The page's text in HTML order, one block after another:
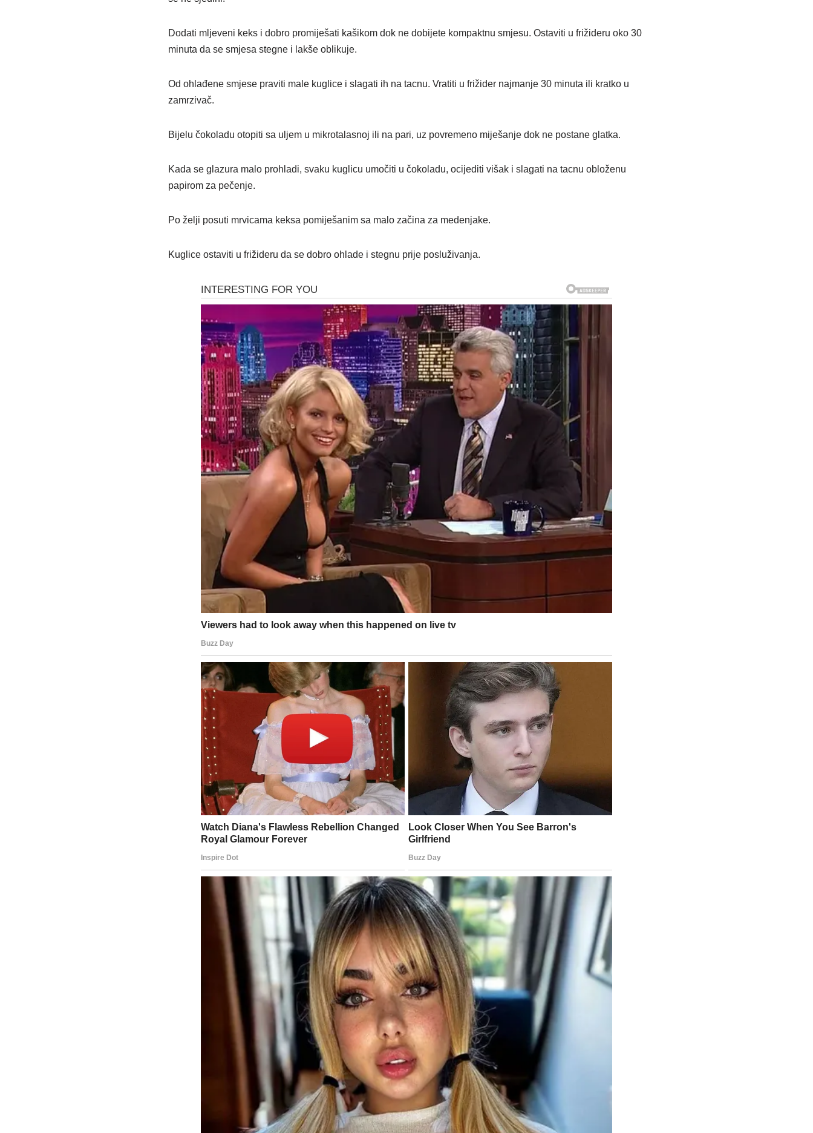
Dodati mljeveni keks i dobro promiješati kašikom dok ne dobijete kompaktnu smjesu. Ostaviti u frižideru oko 30
minuta da se smjesa stegne i lakše oblikuje.
Od ohlađene smjese praviti male kuglice i slagati ih na tacnu. Vratiti u frižider najmanje 30 minuta ili kratko u
zamrzivač.
Bijelu čokoladu otopiti sa uljem u mikrotalasnoj ili na pari, uz povremeno miješanje dok ne postane glatka.
Kada se glazura malo prohladi, svaku kuglicu umočiti u čokoladu, ocijediti višak i slagati na tacnu obloženu
papirom za pečenje.
Po želji posuti mrvicama keksa pomiješanim sa malo začina za medenjake.
Kuglice ostaviti u frižideru da se dobro ohlade i stegnu prije posluživanja.